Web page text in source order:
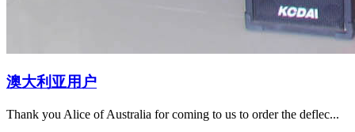
澳大利亚用户
Thank you Alice of Australia for coming to us to order the deflec...